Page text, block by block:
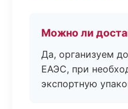
Можно ли
Да, организуем
ЕАЭС, при
экспортную